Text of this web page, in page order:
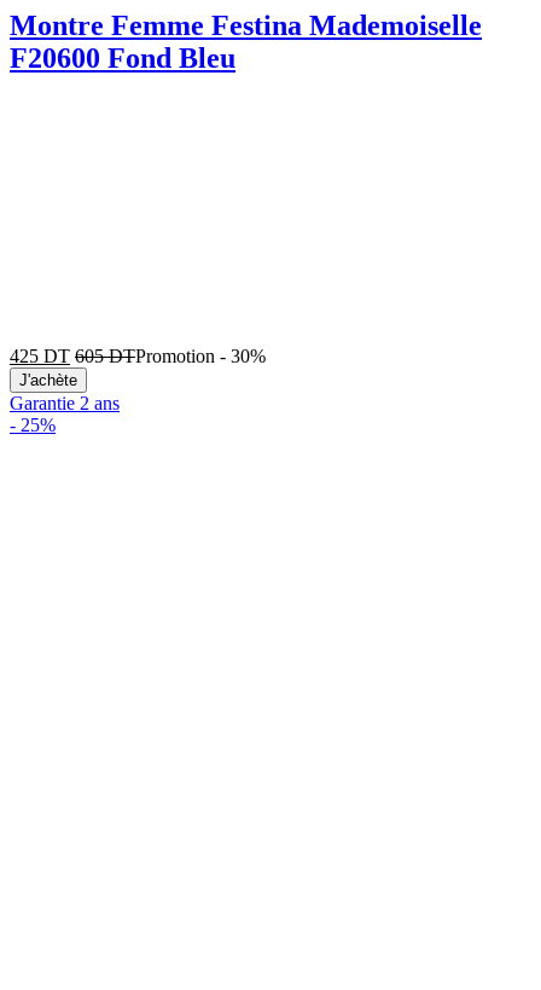
Montre Femme Festina Mademoiselle
F20600 Fond Bleu
425 DT 605DTPromotion - 30%
J'achète
Garantie 2 ans
- 25%